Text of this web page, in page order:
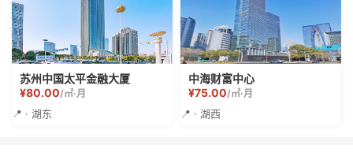
苏州中国太平金融大厦
¥80.00/㎡·月
📍 · 湖东
中海财富中心
¥75.00/㎡·月
📍 · 湖西